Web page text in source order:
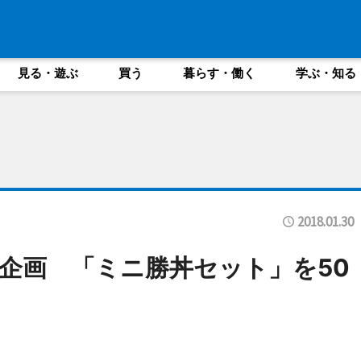
見る・遊ぶ 買う 暮らす・働く 学ぶ・知る
2018.01.30
画 「ミニ勝丼セット」を50